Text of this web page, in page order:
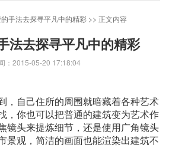
手法去探寻平凡中的精彩 >> 正文内容
法去探寻平凡中的精彩
2015-05-20 17:18:04
，自己住所的周围就暗藏着各种艺术
，你也可以把普通的建筑变为艺术作
镜头来提炼细节，还是使用广角镜头
景观，简洁的画面也能渲染出建筑不